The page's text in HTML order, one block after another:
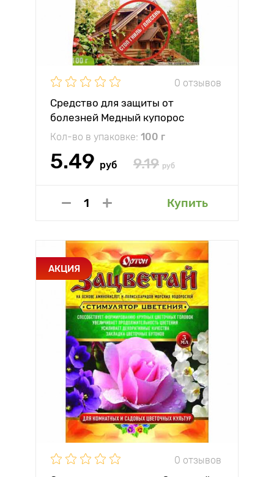
0 отзывов
Средство для защиты от
болезней Медный купорос
Октябрина Апрелевна
Кол-во в упаковке: 100 г
5.49 руб 9.19 руб
Купить
АКЦИЯ
0 отзывов